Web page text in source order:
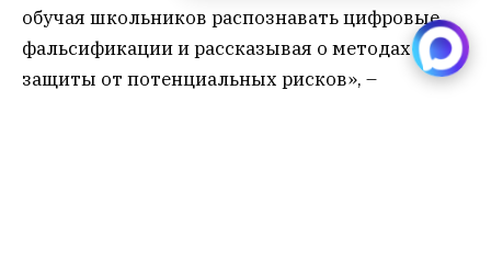
обучая школьников распознавать цифровые
фальсификации и рассказывая о методах
защиты от потенциальных рисков», –